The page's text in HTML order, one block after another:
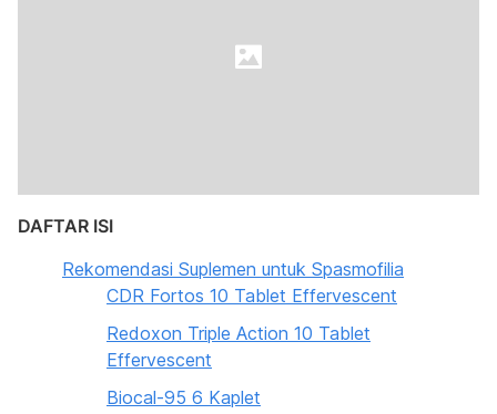
DAFTAR ISI
Rekomendasi Suplemen untuk Spasmofilia
CDR Fortos 10 Tablet Effervescent
Redoxon Triple Action 10 Tablet
Effervescent
Biocal-95 6 Kaplet